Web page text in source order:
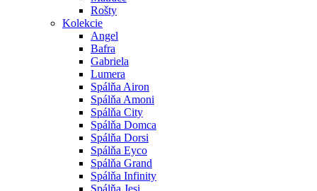
Rošty
Kolekcie
Angel
Bafra
Gabriela
Lumera
Spálňa Airon
Spálňa Amoni
Spálňa City
Spálňa Domca
Spálňa Dorsi
Spálňa Eyco
Spálňa Grand
Spálňa Infinity
Spálňa Jesi